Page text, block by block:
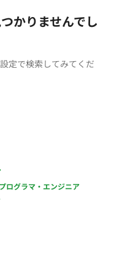
かりませんでし
定で検索してみてくだ
ログラマ・エンジニア